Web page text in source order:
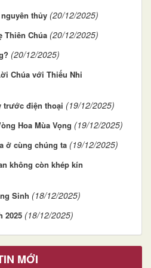
thủy (20/12/2025)
Thiên Chúa (20/12/2025)
(20/12/2025)
Chúa với Thiếu Nhi
trước điện thoại (19/12/2025)
Hoa Mùa Vọng (19/12/2025)
ở cùng chúng ta (19/12/2025)
không còn khép kín
Sinh (18/12/2025)
2025 (18/12/2025)
MỚI